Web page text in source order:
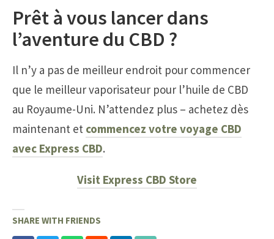
Prêt à vous lancer dans
l’aventure du CBD ?
Il n’y a pas de meilleur endroit pour commencer
que le meilleur vaporisateur pour l’huile de CBD
au Royaume-Uni. N’attendez plus – achetez dès
maintenant et commencez votre voyage CBD
avec Express CBD.
Visit Express CBD Store
SHARE WITH FRIENDS